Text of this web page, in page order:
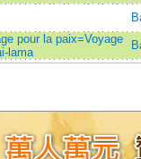
pour la paix=Voyage
lama